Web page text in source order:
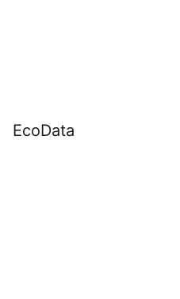
EcoData